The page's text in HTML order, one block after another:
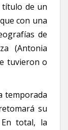
de un
con una
de
(Antonia
tuvieron o
temporada
su
En total, la